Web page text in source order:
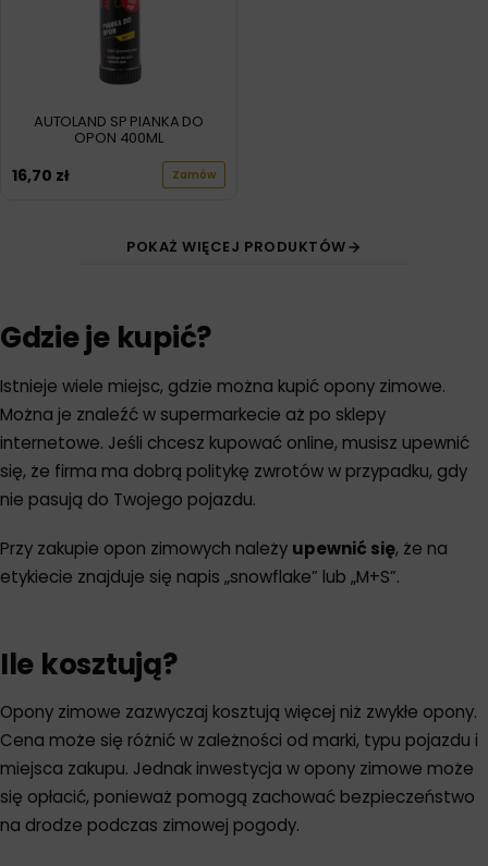
AUTOLAND SP PIANKA DO
OPON 400ML
16,70 zł Zamów
POKAŻ WIĘCEJ PRODUKTÓW
Gdzie je kupić?
Istnieje wiele miejsc, gdzie można kupić opony zimowe.
Można je znaleźć w supermarkecie aż po sklepy
internetowe. Jeśli chcesz kupować online, musisz upewnić
się, że firma ma dobrą politykę zwrotów w przypadku, gdy
nie pasują do Twojego pojazdu.
Przy zakupie opon zimowych należy upewnić się, że na
etykiecie znajduje się napis „snowflake” lub „M+S”.
Ile kosztują?
Opony zimowe zazwyczaj kosztują więcej niż zwykłe opony.
Cena może się różnić w zależności od marki, typu pojazdu i
miejsca zakupu. Jednak inwestycja w opony zimowe może
się opłacić, ponieważ pomogą zachować bezpieczeństwo
na drodze podczas zimowej pogody.